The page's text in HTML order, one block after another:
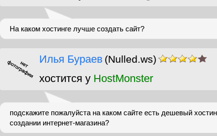
На каком хостинге лучше создать сайт?
Илья Бураев (Nulled.ws)
хостится у HostMonster
подскажите пожалуйста на каком сайте есть дешевый
создании интернет-магазина?